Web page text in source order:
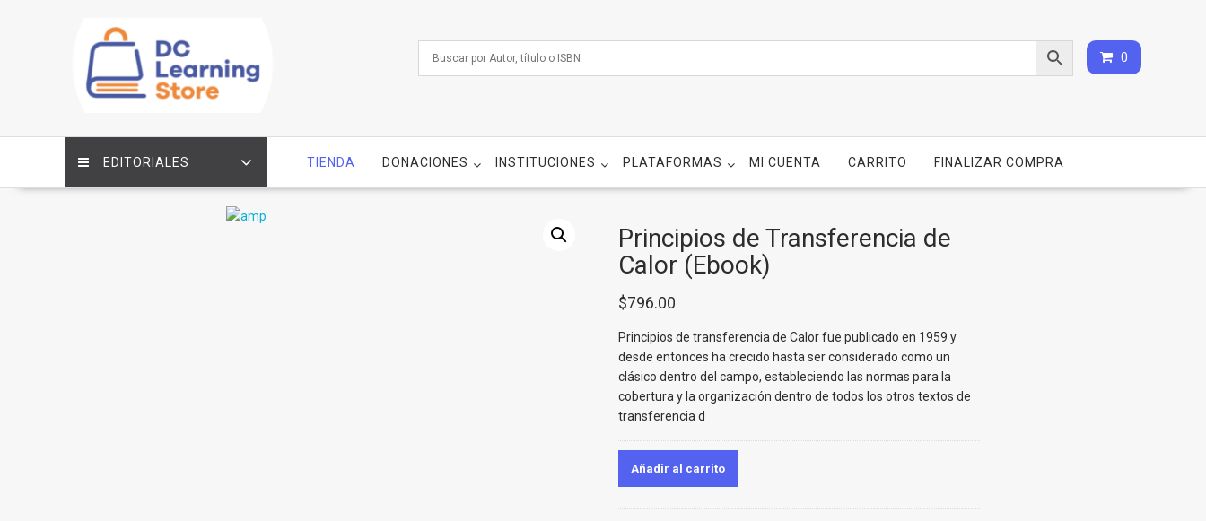
0
EDITORIALES TIENDA DONACIONES INSTITUCIONES PLATAFORMAS MI CUENTA CARRITO FINALIZAR COMPRA
Principios de Transferencia de
Calor (Ebook)
$796.00
Principios de transferencia de Calor fue publicado en 1959 y
desde entonces ha crecido hasta ser considerado como un
clásico dentro del campo, estableciendo las normas para la
cobertura y la organización dentro de todos los otros textos de
transferencia d
Añadir al carrito